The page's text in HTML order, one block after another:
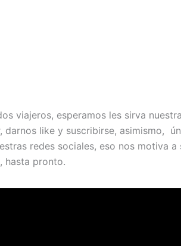
viajeros, esperamos les sirva nuestra
like y suscribirse, asimismo,
redes sociales, eso nos motiva a
hasta pronto.